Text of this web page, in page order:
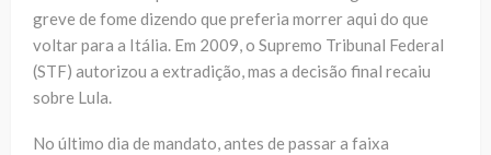
greve de fome dizendo que preferia morrer aqui do que
voltar para a Itália. Em 2009, o Supremo Tribunal Federal
(STF) autorizou a extradição, mas a decisão final recaiu
sobre Lula.
No último dia de mandato, antes de passar a faixa